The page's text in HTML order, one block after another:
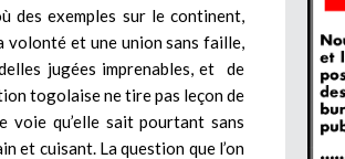
des exemples sur le continent,
volonté et une union sans faille,
jugées imprenables, et de
togolaise ne tire pas leçon de
voie qu’elle sait pourtant sans
et cuisant. La question que l’on